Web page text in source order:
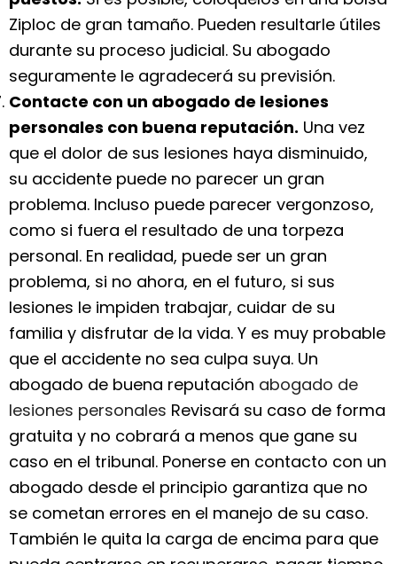
Ziploc de gran tamaño. Pueden resultarle útiles
durante su proceso judicial. Su abogado
seguramente le agradecerá su previsión.
Contacte con un abogado de lesiones
personales con buena reputación. Una vez
que el dolor de sus lesiones haya disminuido,
su accidente puede no parecer un gran
problema. Incluso puede parecer vergonzoso,
como si fuera el resultado de una torpeza
personal. En realidad, puede ser un gran
problema, si no ahora, en el futuro, si sus
lesiones le impiden trabajar, cuidar de su
familia y disfrutar de la vida. Y es muy probable
que el accidente no sea culpa suya. Un
abogado de buena reputación abogado de
lesiones personales Revisará su caso de forma
gratuita y no cobrará a menos que gane su
caso en el tribunal. Ponerse en contacto con un
abogado desde el principio garantiza que no
se cometan errores en el manejo de su caso.
También le quita la carga de encima para que